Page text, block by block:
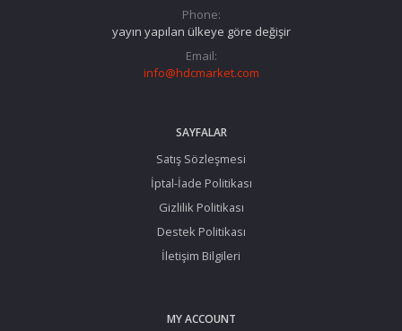
Phone:
yayın yapılan ülkeye göre değişir
Email:
info@hdcmarket.com
SAYFALAR
Satış Sözleşmesi
İptal-İade Politikası
Gizlilik Politikası
Destek Politikası
İletişim Bilgileri
MY ACCOUNT